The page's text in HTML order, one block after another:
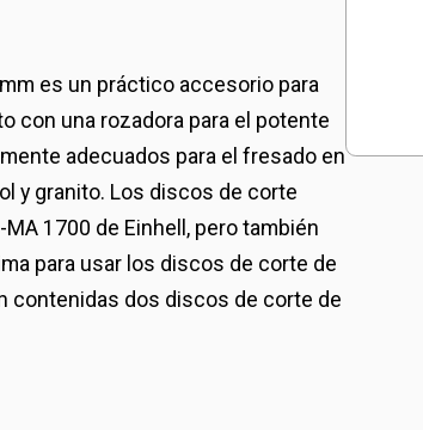
es un práctico accesorio para
con una rozadora para el potente
adecuados para el fresado en
y granito. Los discos de corte
1700 de Einhell, pero también
para usar los discos de corte de
contenidas dos discos de corte de